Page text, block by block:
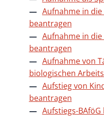
Aufnahme in
beantragen
Aufnahme in
beantragen
Aufnahme von
biologischen
Aufstieg von
beantragen
Aufstiegs-